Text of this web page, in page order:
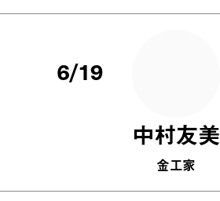
6/19
中村友美
金工家